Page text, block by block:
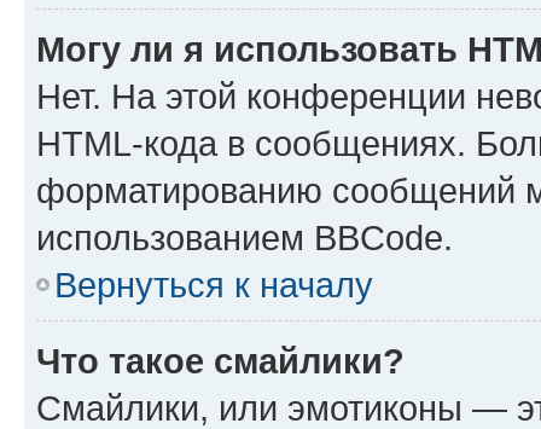
Могу ли я использовать
Нет. На этой конференции
HTML-кода в сообщениях.
форматированию сообщений
использованием BBCode.
Вернуться к началу
Что такое смайлики?
Смайлики, или эмотиконы —